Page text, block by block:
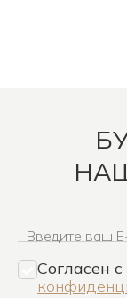
Введите ваш
Согласен c